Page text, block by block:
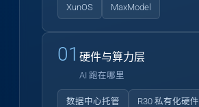
XunOS MaxModel
01 硬件与算力层
AI 跑在哪里
数据中心托管 R30 私有化硬件